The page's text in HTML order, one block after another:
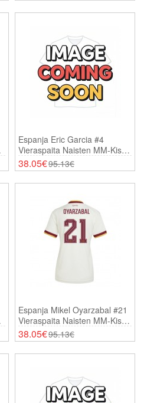
Espanja Eric Garcia #4
Vieraspaita Naisten MM-Kisat
2026 Lyhythihainen
38.05€95.13€
Espanja Mikel Oyarzabal #21
Vieraspaita Naisten MM-Kisat
2026 Lyhythihainen
38.05€95.13€